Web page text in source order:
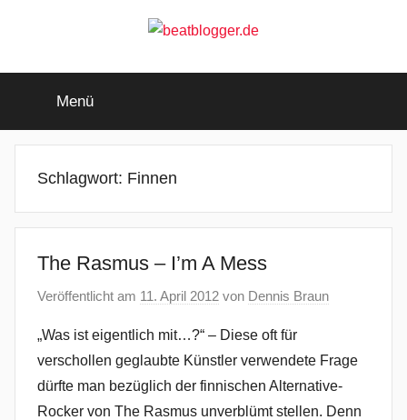
beatblogger.de
beat
goes
Menü
Schlagwort: Finnen
The Rasmus – I’m A Mess
Veröffentlicht am 11. April 2012 von Dennis Braun
„Was ist eigentlich mit…?“ – Diese oft für
verschollen geglaubte Künstler verwendete Frage
dürfte man bezüglich der finnischen Alternative-
Rocker von The Rasmus unverblümt stellen. Denn